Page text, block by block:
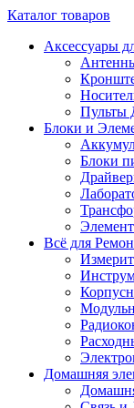
Каталог товаров
Аксессуары
Пульты
Блоки и
Блоки
Всё для
Домашняя